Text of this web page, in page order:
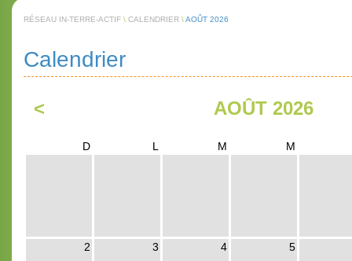
RÉSEAU IN-TERRE-ACTIF \ CALENDRIER \AOÛT 2026
Calendrier
< AOÛT 2026
D L M M
2 3 4 5